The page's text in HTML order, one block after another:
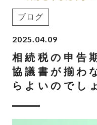
ブログ
2025.04.09
相続税の申告
協議書が揃わ
らよいのでし